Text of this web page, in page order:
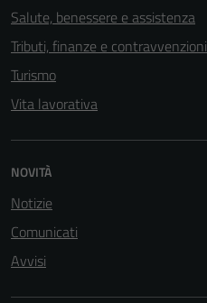
Salute, benessere e assistenza
Tributi, finanze e contravvenzioni
Turismo
Vita lavorativa
NOVITÀ
Notizie
Comunicati
Avvisi